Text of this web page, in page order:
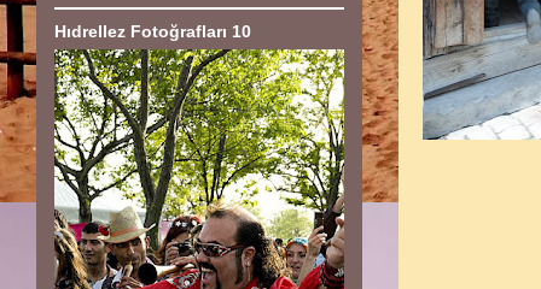
Hıdrellez Fotoğrafları 10